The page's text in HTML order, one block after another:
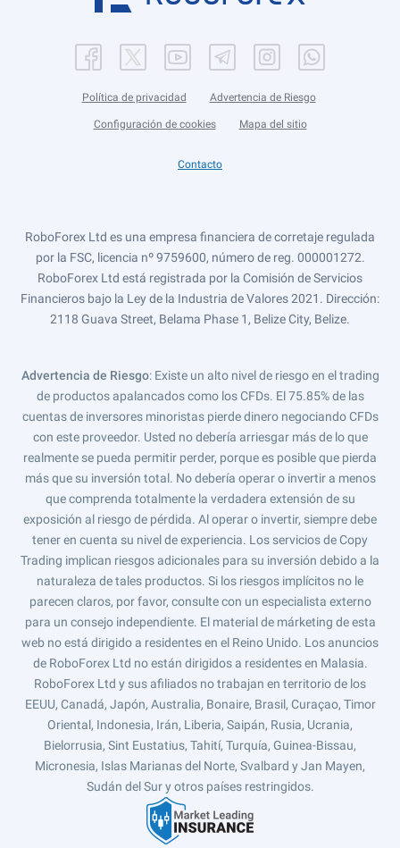
Política de privacidad Advertencia de Riesgo
Configuración de cookies Mapa del sitio
Contacto
RoboForex Ltd es una empresa financiera de corretaje regulada
por la FSC, licencia nº 9759600, número de reg. 000001272.
RoboForex Ltd está registrada por la Comisión de Servicios
Financieros bajo la Ley de la Industria de Valores 2021. Dirección:
2118 Guava Street, Belama Phase 1, Belize City, Belize.
Advertencia de Riesgo: Existe un alto nivel de riesgo en el trading
de productos apalancados como los CFDs. El 75.85% de las
cuentas de inversores minoristas pierde dinero negociando CFDs
con este proveedor. Usted no debería arriesgar más de lo que
realmente se pueda permitir perder, porque es posible que pierda
más que su inversión total. No debería operar o invertir a menos
que comprenda totalmente la verdadera extensión de su
exposición al riesgo de pérdida. Al operar o invertir, siempre debe
tener en cuenta su nivel de experiencia. Los servicios de Copy
Trading implican riesgos adicionales para su inversión debido a la
naturaleza de tales productos. Si los riesgos implícitos no le
parecen claros, por favor, consulte con un especialista externo
para un consejo independiente. El material de márketing de esta
web no está dirigido a residentes en el Reino Unido. Los anuncios
de RoboForex Ltd no están dirigidos a residentes en Malasia.
RoboForex Ltd y sus afiliados no trabajan en territorio de los
EEUU, Canadá, Japón, Australia, Bonaire, Brasil, Curaçao, Timor
Oriental, Indonesia, Irán, Liberia, Saipán, Rusia, Ucrania,
Bielorrusia, Sint Eustatius, Tahití, Turquía, Guinea-Bissau,
Micronesia, Islas Marianas del Norte, Svalbard y Jan Mayen,
Sudán del Sur y otros países restringidos.